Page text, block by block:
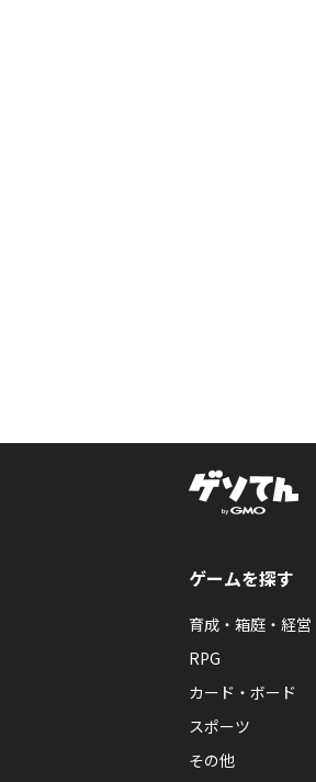
ゲームを探す
育成・箱庭・経営
RPG
カード・ボード
スポーツ
その他